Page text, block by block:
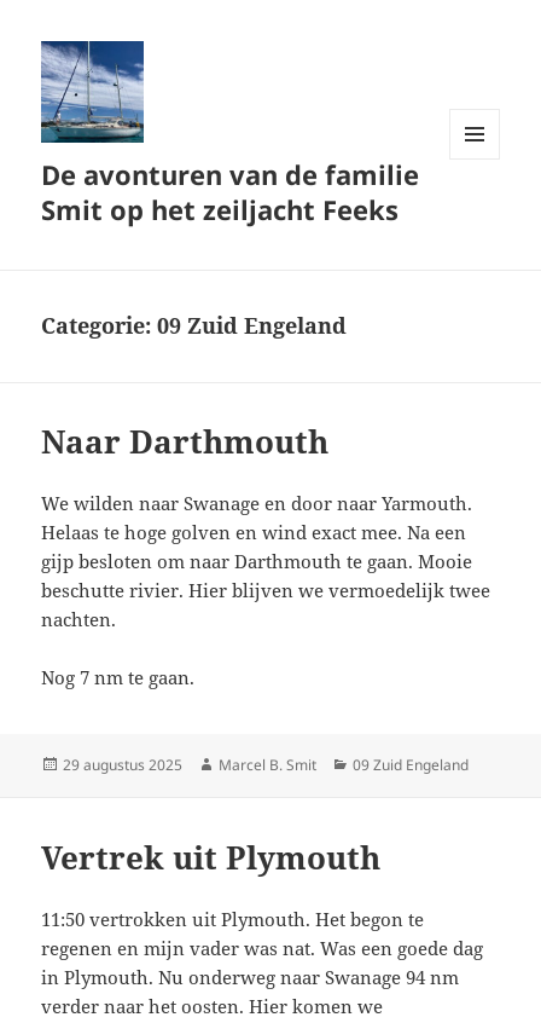
De avonturen van de familie
Smit op het zeiljacht Feeks
Categorie:09 Zuid Engeland
Naar Darthmouth
We wilden naar Swanage en door naar Yarmouth.
Helaas te hoge golven en wind exact mee. Na een
gijp besloten om naar Darthmouth te gaan. Mooie
beschutte rivier. Hier blijven we vermoedelijk twee
nachten.
Nog 7 nm te gaan.
Geplaatst
29 augustus 2025 Auteur
Marcel B. Smit Categorieën
09 Zuid Engeland
Vertrek uit Plymouth
11:50 vertrokken uit Plymouth. Het begon te
regenen en mijn vader was nat. Was een goede dag
in Plymouth. Nu onderweg naar Swanage 94 nm
verder naar het oosten. Hier komen we